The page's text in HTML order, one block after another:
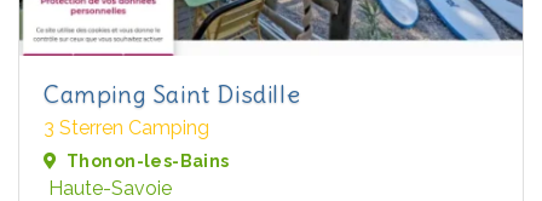
Camping Saint Disdille
3 Sterren Camping
Thonon-les-Bains
Haute-Savoie